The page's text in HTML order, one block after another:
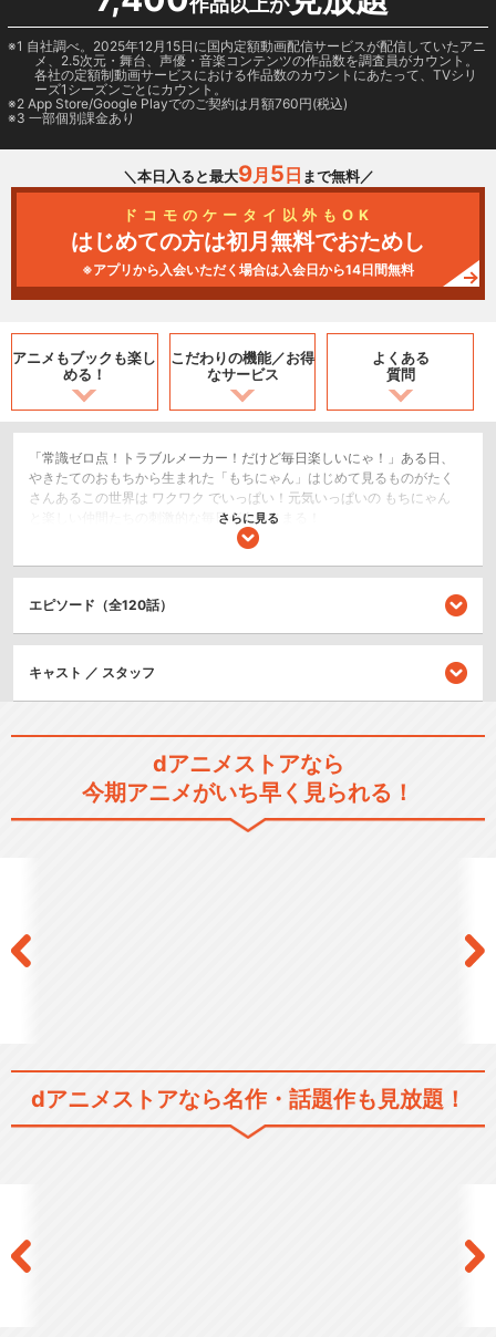
1 自社調べ。2025年12月15日に国内定額動画配信サービスが配信していたアニ
メ、2.5次元・舞台、声優・音楽コンテンツの作品数を調査員がカウント。
各社の定額制動画サービスにおける作品数のカウントにあたって、TVシリ
ーズ1シーズンごとにカウント。
2 App Store/Google Playでのご契約は月額760円(税込)
3 一部個別課金あり
＼本日入ると最大9月 5 日 まで無料／
ドコモのケータイ以外もOK
はじめての方は初月無料でおためし
※アプリから入会いただく場合は入会日から14日間無料
アニメもブックも楽し
める！
こだわりの機能／お得
なサービス
よくある
質問
「常識ゼロ点！トラブルメーカー！だけど毎日楽しいにゃ！」ある日、
やきたてのおもちから生まれた「もちにゃん」はじめて見るものがたく
さんあるこの世界は ワクワク でいっぱい！元気いっぱいの もちにゃん
と楽しい仲間たちの刺激的な毎日が今はじまる！
ショート
さらに見る
エピソード（全120話）
キャスト ／ スタッフ
dアニメストアなら
今期アニメがいち早く見られる！
dアニメストアなら名作・話題作も見放題！